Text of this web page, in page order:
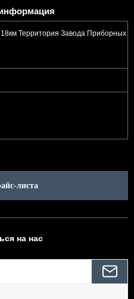
Территория Завода Приборных
листа
на нас